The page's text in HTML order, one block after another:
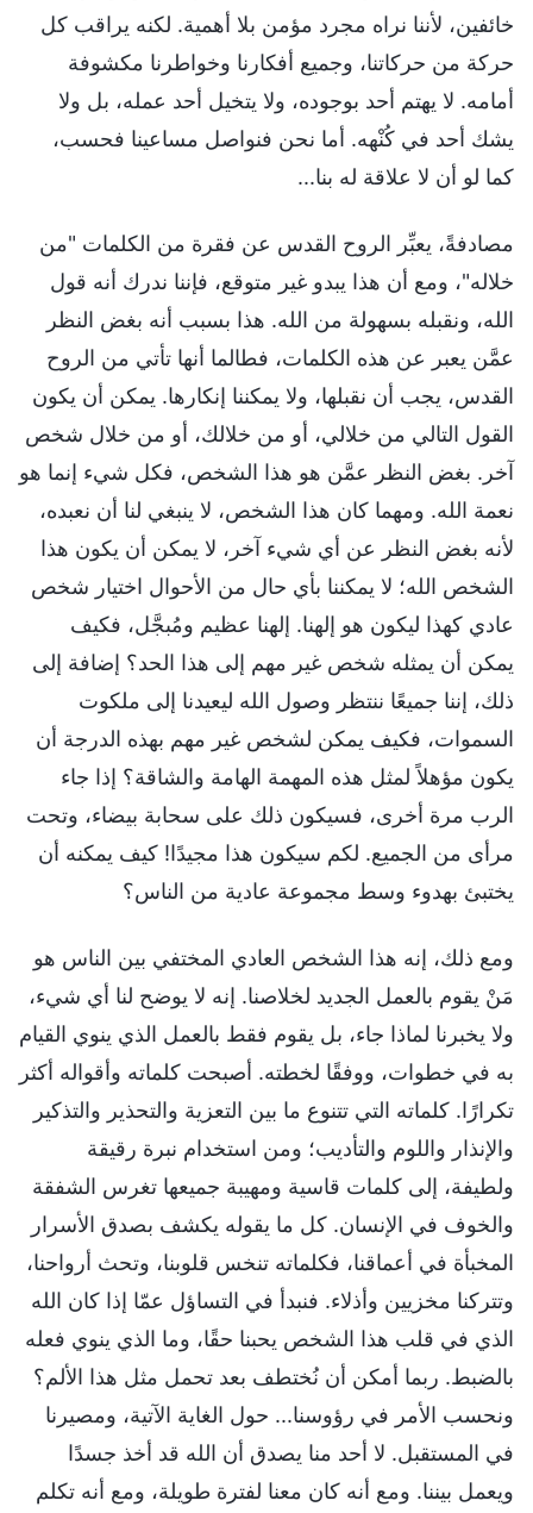
خائفين، لأننا نراه مجرد مؤمن بلا أهمية. لكنه يراقب كل
حركة من حركاتنا، وجميع أفكارنا وخواطرنا مكشوفة
أمامه. لا يهتم أحد بوجوده، ولا يتخيل أحد عمله، بل ولا
يشك أحد في كُنْهه. أما نحن فنواصل مساعينا فحسب،
كما لو أن لا علاقة له بنا...
مصادفةً، يعبِّر الروح القدس عن فقرة من الكلمات "من
خلاله"، ومع أن هذا يبدو غير متوقع، فإننا ندرك أنه قول
الله، ونقبله بسهولة من الله. هذا بسبب أنه بغض النظر
عمَّن يعبر عن هذه الكلمات، فطالما أنها تأتي من الروح
القدس، يجب أن نقبلها، ولا يمكننا إنكارها. يمكن أن يكون
القول التالي من خلالي، أو من خلالك، أو من خلال شخص
آخر. بغض النظر عمَّن هو هذا الشخص، فكل شيء إنما هو
نعمة الله. ومهما كان هذا الشخص، لا ينبغي لنا أن نعبده،
لأنه بغض النظر عن أي شيء آخر، لا يمكن أن يكون هذا
الشخص الله؛ لا يمكننا بأي حال من الأحوال اختيار شخص
عادي كهذا ليكون هو إلهنا. إلهنا عظيم ومُبجَّل، فكيف
يمكن أن يمثله شخص غير مهم إلى هذا الحد؟ إضافة إلى
ذلك، إننا جميعًا ننتظر وصول الله ليعيدنا إلى ملكوت
السموات، فكيف يمكن لشخص غير مهم بهذه الدرجة أن
يكون مؤهلاً لمثل هذه المهمة الهامة والشاقة؟ إذا جاء
الرب مرة أخرى، فسيكون ذلك على سحابة بيضاء، وتحت
مرأى من الجميع. لكم سيكون هذا مجيدًا! كيف يمكنه أن
يختبئ بهدوء وسط مجموعة عادية من الناس؟
ومع ذلك، إنه هذا الشخص العادي المختفي بين الناس هو
مَنْ يقوم بالعمل الجديد لخلاصنا. إنه لا يوضح لنا أي شيء،
ولا يخبرنا لماذا جاء، بل يقوم فقط بالعمل الذي ينوي القيام
به في خطوات، ووفقًا لخطته. أصبحت كلماته وأقواله أكثر
تكرارًا. كلماته التي تتنوع ما بين التعزية والتحذير والتذكير
والإنذار واللوم والتأديب؛ ومن استخدام نبرة رقيقة
ولطيفة، إلى كلمات قاسية ومهيبة جميعها تغرس الشفقة
والخوف في الإنسان. كل ما يقوله يكشف بصدق الأسرار
المخبأة في أعماقنا، فكلماته تنخس قلوبنا، وتحث أرواحنا،
وتتركنا مخزيين وأذلاء. فنبدأ في التساؤل عمّا إذا كان الله
الذي في قلب هذا الشخص يحبنا حقًا، وما الذي ينوي فعله
بالضبط. ربما أمكن أن نُختطف بعد تحمل مثل هذا الألم؟
ونحسب الأمر في رؤوسنا... حول الغاية الآتية، ومصيرنا
في المستقبل. لا أحد منا يصدق أن الله قد أخذ جسدًا
ويعمل بيننا. ومع أنه كان معنا لفترة طويلة، ومع أنه تكلم